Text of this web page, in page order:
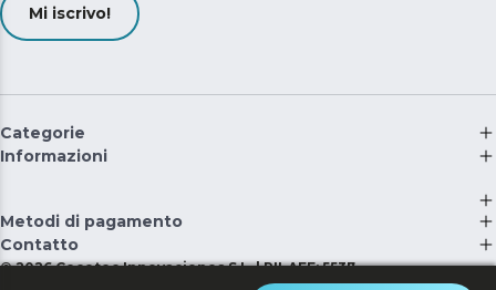
Mi iscrivo!
Categorie
Informazioni
Metodi di pagamento
Contatto
©2026 Cecotec Innovaciones S.L. | RII-AEE: 5537